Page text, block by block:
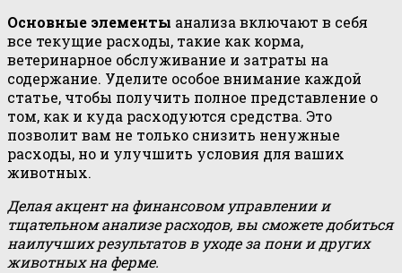
Основные элементы анализа включают в себя
все текущие расходы, такие как корма,
ветеринарное обслуживание и затраты на
содержание. Уделите особое внимание каждой
статье, чтобы получить полное представление о
том, как и куда расходуются средства. Это
позволит вам не только снизить ненужные
расходы, но и улучшить условия для ваших
животных.
Делая акцент на финансовом управлении и
тщательном анализе расходов, вы сможете добиться
наилучших результатов в уходе за пони и других
животных на ферме.